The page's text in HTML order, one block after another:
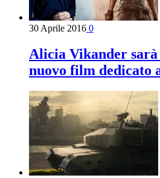
30 Aprile 2016 0
Alicia Vikander
nuovo film dedicato